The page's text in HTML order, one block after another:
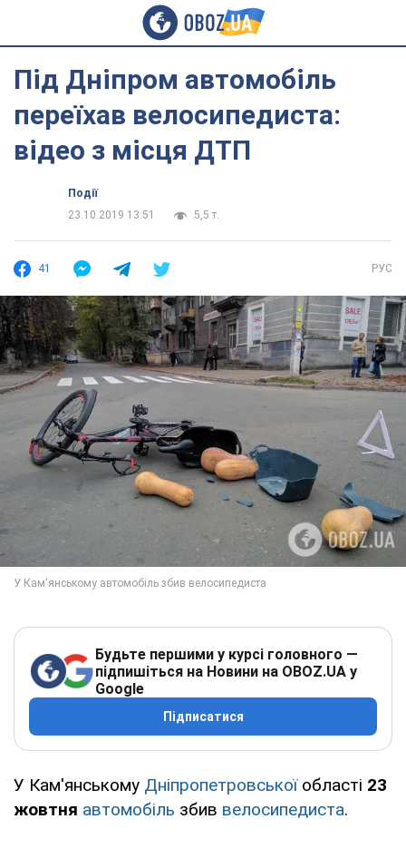
Під Дніпром автомобіль
переїхав велосипедиста:
відео з місця ДТП
Події
23.10.2019 13:51
5,5 т.
41 РУС
Будьте першими у курсі головного —
підпишіться на Новини на OBOZ.UA у
Google
Підписатися
У Кам'янському Дніпропетровськоїобласті 23
жовтня автомобіль збив велосипедиста.